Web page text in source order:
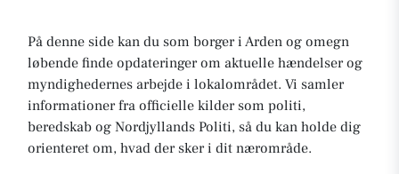
På denne side kan du som borger i Arden og omegn
løbende finde opdateringer om aktuelle hændelser og
myndighedernes arbejde i lokalområdet. Vi samler
informationer fra officielle kilder som politi,
beredskab og Nordjyllands Politi, så du kan holde dig
orienteret om, hvad der sker i dit nærområde.